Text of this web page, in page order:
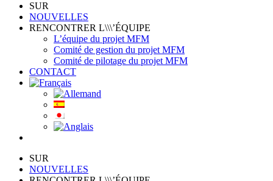
SUR
NOUVELLES
RENCONTRER L\\\’ÉQUIPE
L’équipe du projet MFM
Comité de gestion du projet MFM
Comité de pilotage du projet MFM
CONTACT
SUR
NOUVELLES